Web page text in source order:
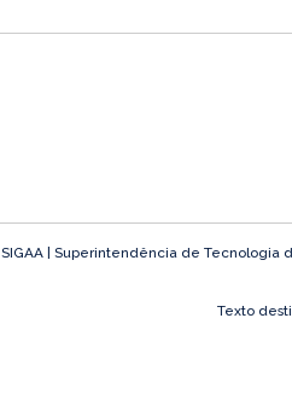
SIGAA | Superintendência de Tecnologia
Texto